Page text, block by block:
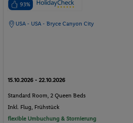
93%
USA - USA - Bryce Canyon City
15.10.2026 - 22.10.2026
Standard Room, 2 Queen Beds
Inkl. Flug, Frühstück
flexible Umbuchung & Stornierung